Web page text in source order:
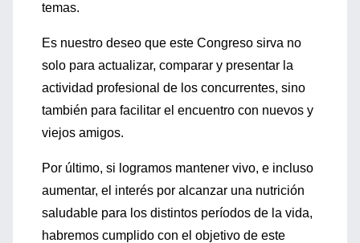
temas.
Es nuestro deseo que este Congreso sirva no
solo para actualizar, comparar y presentar la
actividad profesional de los concurrentes, sino
también para facilitar el encuentro con nuevos y
viejos amigos.
Por último, si logramos mantener vivo, e incluso
aumentar, el interés por alcanzar una nutrición
saludable para los distintos períodos de la vida,
habremos cumplido con el objetivo de este